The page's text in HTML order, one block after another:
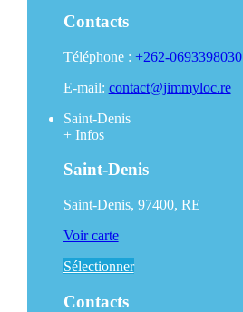
Contacts
Téléphone : +262-0693398030
E-mail: contact@jimmyloc.re
Saint-Denis
+Infos
Saint-Denis
Saint-Denis, 97400, RE
Voir carte
Sélectionner
Contacts